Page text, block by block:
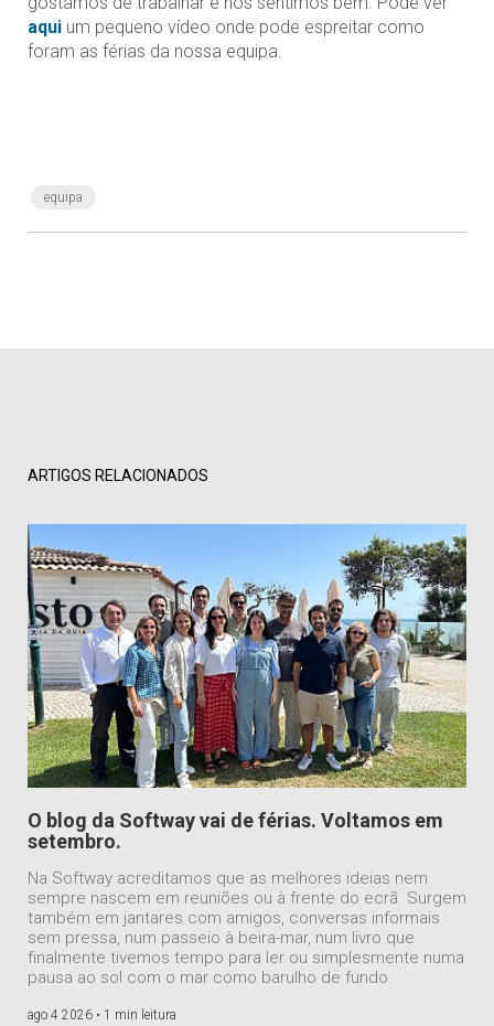
aqui um pequeno vídeo onde pode espreitar como
foram as férias da nossa equipa.
equipa
ARTIGOS RELACIONADOS
O blog da Softway vai de férias. Voltamos em
setembro.
Na Softway acreditamos que as melhores ideias nem
sempre nascem em reuniões ou à frente do ecrã. Surgem
também em jantares com amigos, conversas informais
sem pressa, num passeio à beira-mar, num livro que
finalmente tivemos tempo para ler ou simplesmente numa
pausa ao sol com o mar como barulho de fundo.
ago 4 2026 • 1 min leitura